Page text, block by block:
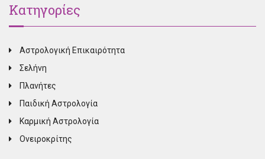
Κατηγορίες
Αστρολογική Επικαιρότητα
Σελήνη
Πλανήτες
Παιδική Αστρολογία
Καρμική Αστρολογία
Ονειροκρίτης